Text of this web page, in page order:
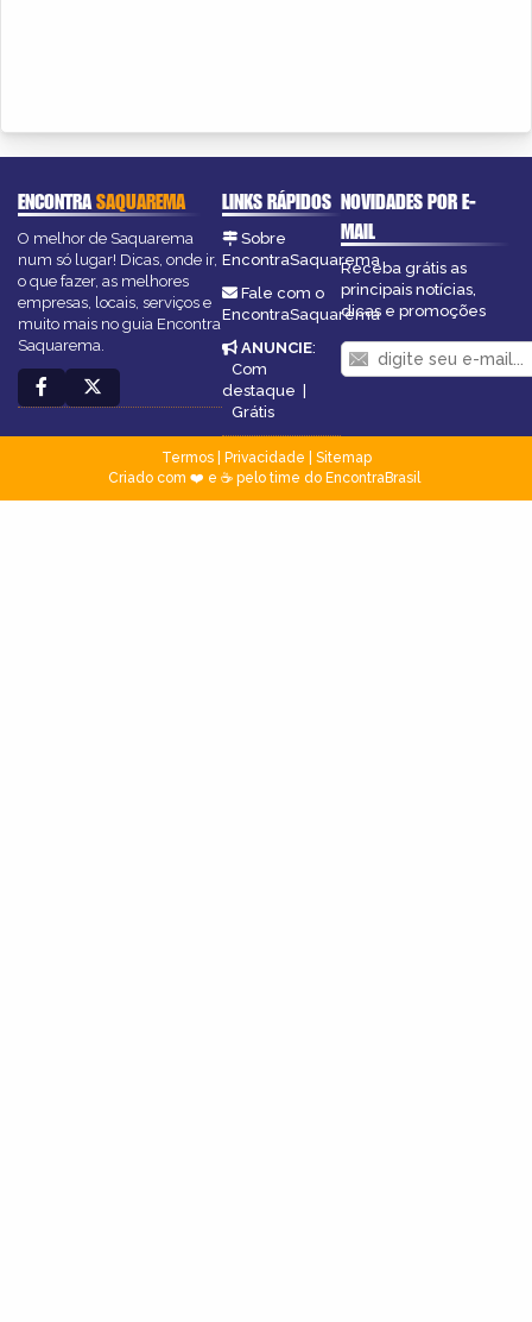
ENCONTRASAQUAREMA
O melhor de Saquarema
num só lugar! Dicas, onde ir,
o que fazer, as melhores
empresas, locais, serviços e
muito mais no guia Encontra
Saquarema.
LINKS RÁPIDOS
Sobre
EncontraSaquarema
Fale com o
EncontraSaquarema
ANUNCIE:
Com
destaque |
Grátis
NOVIDADES POR E-
MAIL
Receba grátis as
principais notícias,
dicas e promoções
Termos| Privacidade
Sitemap
Criado com ❤️ e ☕ pelo time do EncontraBrasil